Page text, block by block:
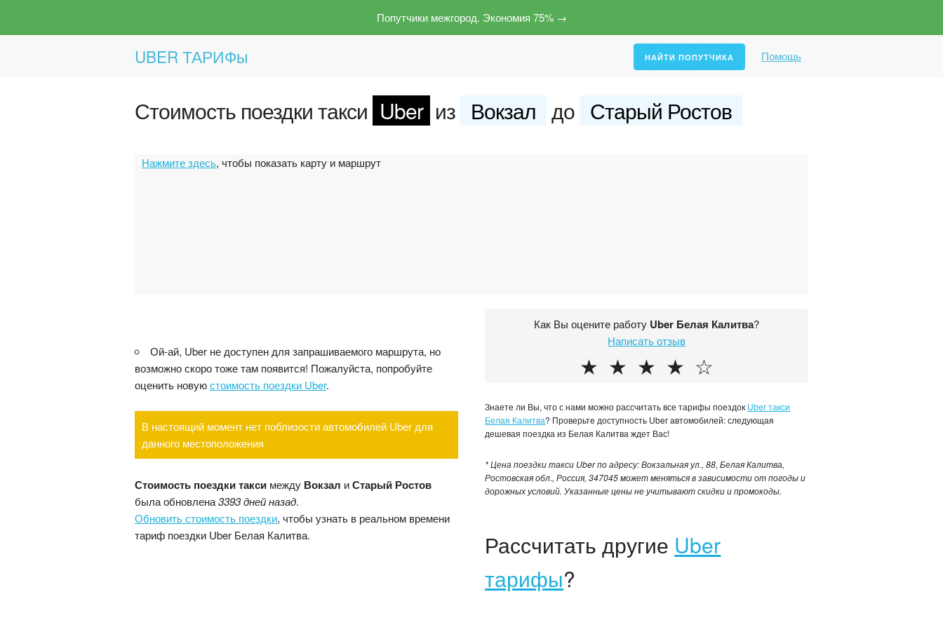
Попутчики межгород. Экономия 75% →
UBER ТАРИФы Помощь
Стоимость поездки такси Uber из Вокзал до Старый Ростов
Нажмите здесь, чтобы показать карту и маршрут
Ой-ай, Uber не доступен для запрашиваемого маршрута, но
возможно скоро тоже там появится! Пожалуйста, попробуйте
оценить новуюстоимость поездки Uber.
В настоящий момент нет поблизости автомобилей Uber для
данного местоположения
Стоимость поездки такси между Вокзал иСтарый Ростов
была обновлена3393 дней назад.
Обновить стоимость поездки, чтобы узнать в реальном времени
тариф поездки Uber Белая Калитва.
Как Вы оцените работу Uber Белая Калитва?
Написать отзыв
☆
★
★
★
★
Знаете ли Вы, что с нами можно рассчитать все тарифы поездок Uber такси
Белая Калитва? Проверьте доступность Uber автомобилей: следующая
дешевая поездка из Белая Калитва ждет Вас!
* Цена поездки такси Uber по адресу: Вокзальная ул., 88, Белая Калитва,
Ростовская обл., Россия, 347045 может меняться в зависимости от погоды и
дорожных условий. Указанные цены не учитывают скидки и промокоды.
Рассчитать другие Uber
тарифы?